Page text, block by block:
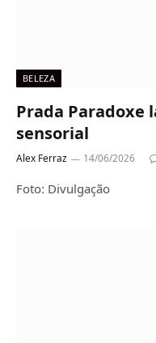
BELEZA
Prada Paradoxe
sensorial
Alex Ferraz 14/06/2026
Foto: Divulgação